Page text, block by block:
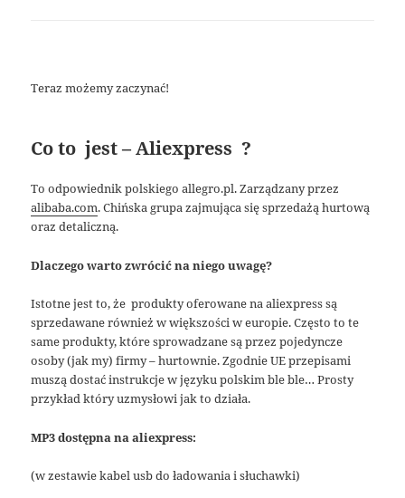
Teraz możemy zaczynać!
Co to jest – Aliexpress ?
To odpowiednik polskiego allegro.pl. Zarządzany przez
alibaba.com. Chińska grupa zajmująca się sprzedażą hurtową
oraz detaliczną.
Dlaczego warto zwrócić na niego uwagę?
Istotne jest to, że produkty oferowane na aliexpress są
sprzedawane również w większości w europie. Często to te
same produkty, które sprowadzane są przez pojedyncze
osoby (jak my) firmy – hurtownie. Zgodnie UE przepisami
muszą dostać instrukcje w języku polskim ble ble… Prosty
przykład który uzmysłowi jak to działa.
MP3 dostępna na aliexpress:
(w zestawie kabel usb do ładowania i słuchawki)